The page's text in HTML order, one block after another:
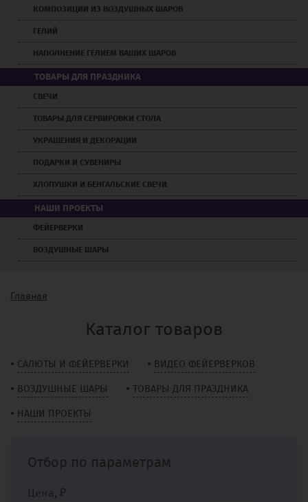
КОМПОЗИЦИИ ИЗ ВОЗДУШНЫХ ШАРОВ
ГЕЛИЙ
НАПОЛНЕНИЕ ГЕЛИЕМ ВАШИХ ШАРОВ
ТОВАРЫ ДЛЯ ПРАЗДНИКА
СВЕЧИ
ТОВАРЫ ДЛЯ СЕРВИРОВКИ СТОЛА
УКРАШЕНИЯ И ДЕКОРАЦИИ
ПОДАРКИ И СУВЕНИРЫ
ХЛОПУШКИ И БЕНГАЛЬСКИЕ СВЕЧИ
НАШИ ПРОЕКТЫ
ФЕЙЕРВЕРКИ
ВОЗДУШНЫЕ ШАРЫ
Главная
Каталог товаров
САЛЮТЫ И ФЕЙЕРВЕРКИ ВИДЕО ФЕЙЕРВЕРКОВ
ВОЗДУШНЫЕ ШАРЫ ТОВАРЫ ДЛЯ ПРАЗДНИКА
НАШИ ПРОЕКТЫ
Отбор по параметрам
Цена, ₽